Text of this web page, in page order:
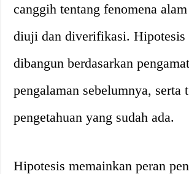
canggih tentang fenomena
diuji dan diverifikasi. Hipotesis
dibangun berdasarkan
pengalaman sebelumnya, serta
pengetahuan yang sudah ada.
Hipotesis memainkan peran